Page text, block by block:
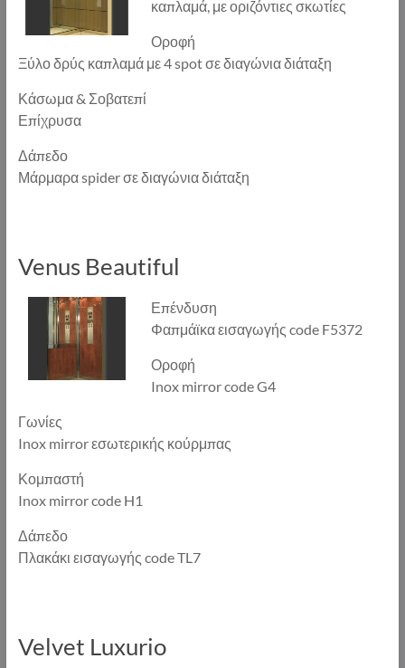
με
εικοσάχρονη,
και
συνεπή
παρουσία
στον
χώρο
Δραστηριοποιείται
στις
εγκαταστάσεις,
συντηρήσεις
καπλαμά, με οριζόντιες σκωτίες
Οροφή
Ξύλο δρύς καπλαμά με 4 spot σε διαγώνια διάταξη
Κάσωμα & Σοβατεπί
Επίχρυσα
Δάπεδο
Μάρμαρα spider σε διαγώνια διάταξη
Venus Beautiful
Επένδυση
Φαπμάϊκα εισαγωγής code F5372
Οροφή
Inox mirror code G4
Γωνίες
Inox mirror εσωτερικής κούρμπας
Κομπαστή
Inox mirror code H1
Δάπεδο
Πλακάκι εισαγωγής code TL7
Velvet Luxurio